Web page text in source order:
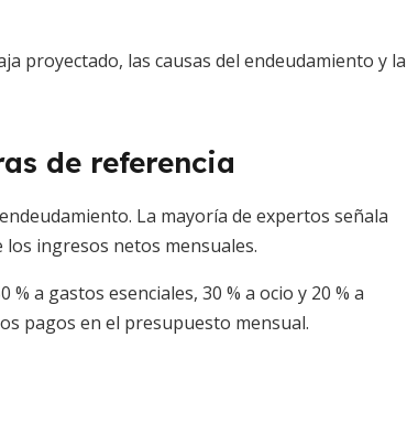
proyectado, las causas del endeudamiento y la
de referencia
La mayoría de expertos señala
los ingresos netos mensuales.
a gastos esenciales, 30 % a ocio y 20 % a
pagos en el presupuesto mensual.